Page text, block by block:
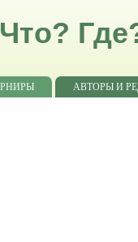
АВТОРЫ И